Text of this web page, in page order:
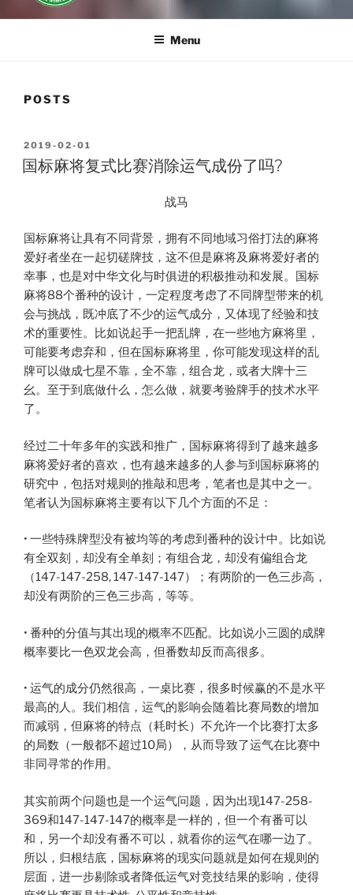
Menu
POSTS
POSTED
ON
2019-02-01
国标麻将复式比赛消除运气成份了吗?
战马
国标麻将让具有不同背景，拥有不同地域习俗打法的麻将
爱好者坐在一起切磋牌技，这不但是麻将及麻将爱好者的
幸事，也是对中华文化与时俱进的积极推动和发展。国标
麻将88个番种的设计，一定程度考虑了不同牌型带来的机
会与挑战，既冲底了不少的运气成分，又体现了经验和技
术的重要性。比如说起手一把乱牌，在一些地方麻将里，
可能要考虑弃和，但在国标麻将里，你可能发现这样的乱
牌可以做成七星不靠，全不靠，组合龙，或者大牌十三
幺。至于到底做什么，怎么做，就要考验牌手的技术水平
了。
经过二十年多年的实践和推广，国标麻将得到了越来越多
麻将爱好者的喜欢，也有越来越多的人参与到国标麻将的
研究中，包括对规则的推敲和思考，笔者也是其中之一。
笔者认为国标麻将主要有以下几个方面的不足：
• 一些特殊牌型没有被均等的考虑到番种的设计中。比如说
有全双刻，却没有全单刻；有组合龙，却没有偏组合龙
（147-147-258, 147-147-147）；有两阶的一色三步高，
却没有两阶的三色三步高，等等。
• 番种的分值与其出现的概率不匹配。比如说小三圆的成牌
概率要比一色双龙会高，但番数却反而高很多。
• 运气的成分仍然很高，一桌比赛，很多时候赢的不是水平
最高的人。我们相信，运气的影响会随着比赛局数的增加
而减弱，但麻将的特点（耗时长）不允许一个比赛打太多
的局数（一般都不超过10局），从而导致了运气在比赛中
非同寻常的作用。
其实前两个问题也是一个运气问题，因为出现147-258-
369和147-147-147的概率是一样的，但一个有番可以
和，另一个却没有番不可以，就看你的运气在哪一边了。
所以，归根结底，国标麻将的现实问题就是如何在规则的
层面，进一步剔除或者降低运气对竞技结果的影响，使得